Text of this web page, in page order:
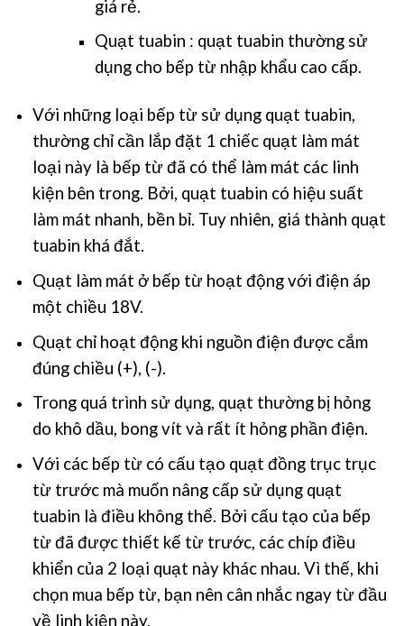
giá rẻ.
Quạt tuabin : quạt tuabin thường sử
dụng cho bếp từ nhập khẩu cao cấp.
Với những loại bếp từ sử dụng quạt tuabin,
thường chỉ cần lắp đặt 1 chiếc quạt làm mát
loại này là bếp từ đã có thể làm mát các linh
kiện bên trong. Bởi, quạt tuabin có hiệu suất
làm mát nhanh, bền bỉ. Tuy nhiên, giá thành quạt
tuabin khá đắt.
Quạt làm mát ở bếp từ hoạt động với điện áp
một chiều 18V.
Quạt chỉ hoạt động khi nguồn điện được cắm
đúng chiều (+), (-).
Trong quá trình sử dụng, quạt thường bị hỏng
do khô dầu, bong vít và rất ít hỏng phần điện.
Với các bếp từ có cấu tạo quạt đồng trục trục
từ trước mà muốn nâng cấp sử dụng quạt
tuabin là điều không thể. Bởi cấu tạo của bếp
từ đã được thiết kế từ trước, các chíp điều
khiển của 2 loại quạt này khác nhau. Vì thế, khi
chọn mua bếp từ, bạn nên cân nhắc ngay từ đầu
về linh kiện này.